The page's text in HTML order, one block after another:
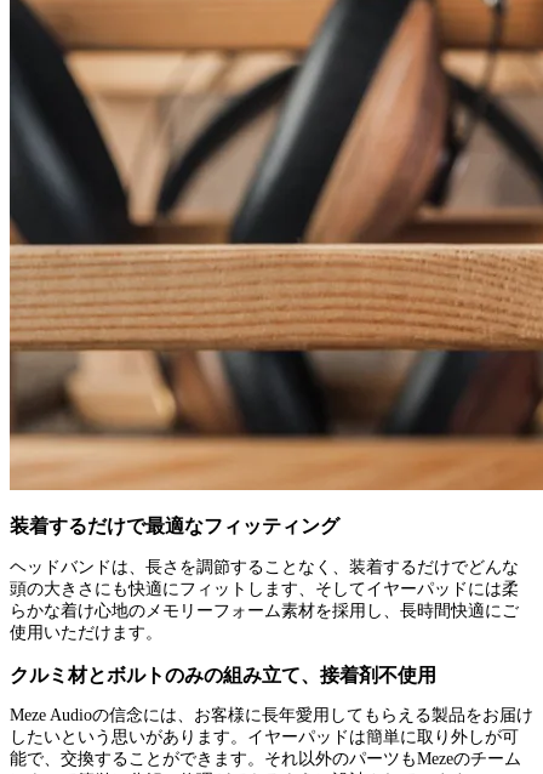
装着するだけで最適なフィッティング
ヘッドバンドは、長さを調節することなく、装着するだけでどんな
頭の大きさにも快適にフィットします、そしてイヤーパッドには柔
らかな着け心地のメモリーフォーム素材を採用し、長時間快適にご
使用いただけます。
クルミ材とボルトのみの組み立て、接着剤不使用
Meze Audioの信念には、お客様に長年愛用してもらえる製品をお届け
したいという思いがあります。イヤーパッドは簡単に取り外しが可
能で、交換することができます。それ以外のパーツもMezeのチーム